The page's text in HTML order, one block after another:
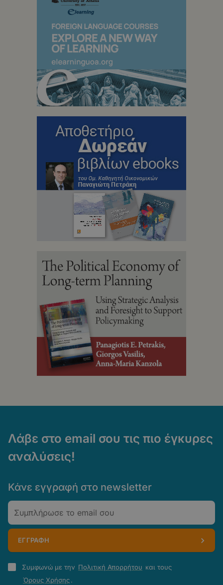
Λάβε στο email σου τις πιο έγκυρες
αναλύσεις!
Κάνε εγγραφή στο newsletter
Email
ΕΓΓΡΑΦΗ
Πολιτική
Απορρήτου
Συμφωνώ με την Πολιτική Απορρήτου και τους
Όρους Χρήσης.